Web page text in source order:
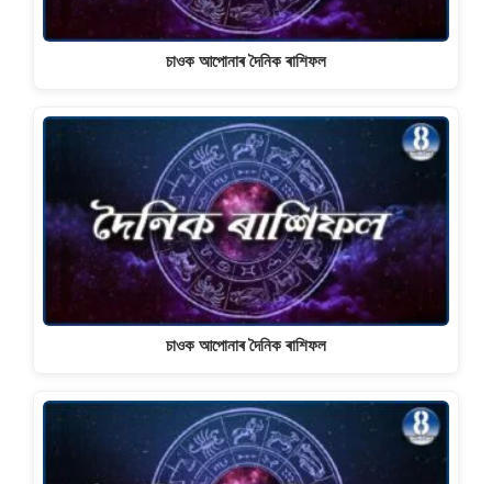
চাওক আপোনাৰ দৈনিক ৰাশিফল
চাওক আপোনাৰ দৈনিক ৰাশিফল